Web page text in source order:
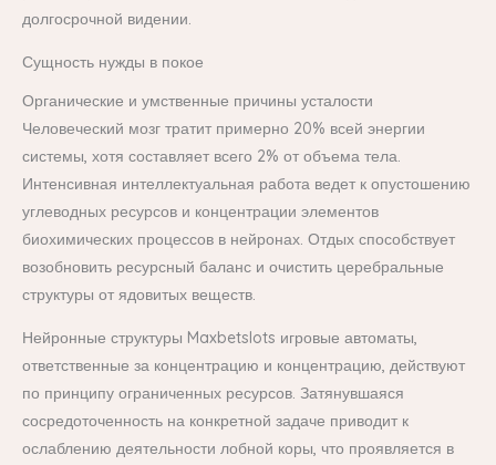
долгосрочной видении.
Сущность нужды в покое
Органические и умственные причины усталости
Человеческий мозг тратит примерно 20% всей энергии
системы, хотя составляет всего 2% от объема тела.
Интенсивная интеллектуальная работа ведет к опустошению
углеводных ресурсов и концентрации элементов
биохимических процессов в нейронах. Отдых способствует
возобновить ресурсный баланс и очистить церебральные
структуры от ядовитых веществ.
Нейронные структуры Maxbetslots игровые автоматы,
ответственные за концентрацию и концентрацию, действуют
по принципу ограниченных ресурсов. Затянувшаяся
сосредоточенность на конкретной задаче приводит к
ослаблению деятельности лобной коры, что проявляется в